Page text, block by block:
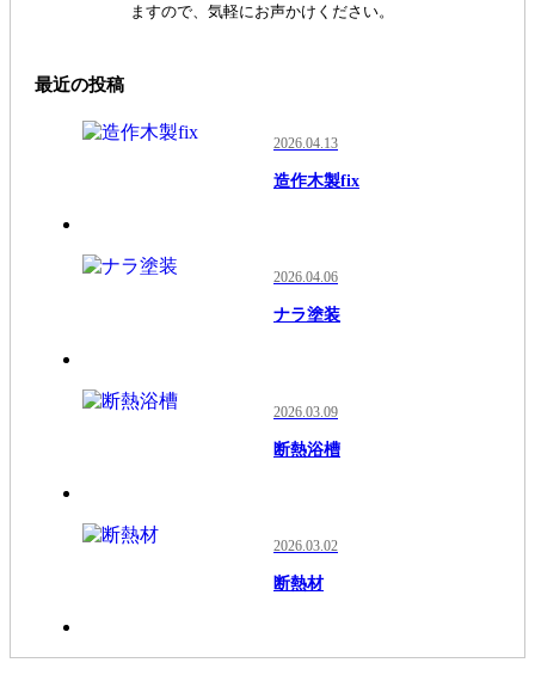
ますので、気軽にお声かけください。
最近の投稿
2026.04.13
造作木製fix
2026.04.06
ナラ塗装
2026.03.09
断熱浴槽
2026.03.02
断熱材